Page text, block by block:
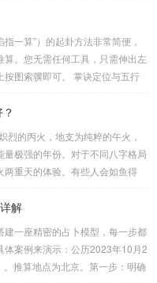
图展现：二、 核心安星诀详解1.
所有安星的第一步，至关重要。口
武天同行，...
指一算”）的起卦方法非常简便，
。您无需任何工具，只需伸出左
图索骥即可。 掌诀定位与五行
水，玄武，主数2、7、8，凶。
，白虎，主数4、1、2，凶。小
，六合，主数5、3、8，吉。空
陈，...
烈的丙火，地支为纯粹的午火，
极强的年份。对于不同八字格局
两重天的体验。有些人会如鱼得
讲究五行平衡与“喜用神”。喜用
。因此：八字命局中“喜火”、“用
强能量的帮助，犹如天降神助，
局中“忌火”的人...
解
建一座精密的占卜模型，每一步都
体案例来演示：公历2023年10月2
推算地点为北京。第一步：明确